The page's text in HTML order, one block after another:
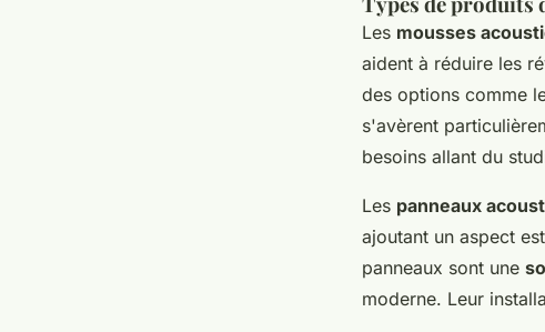
Les mousses
aident à réduire les
des options comme
s'avèrent
besoins allant du
Les panneaux
ajoutant un aspect
panneaux sont une
moderne. Leur